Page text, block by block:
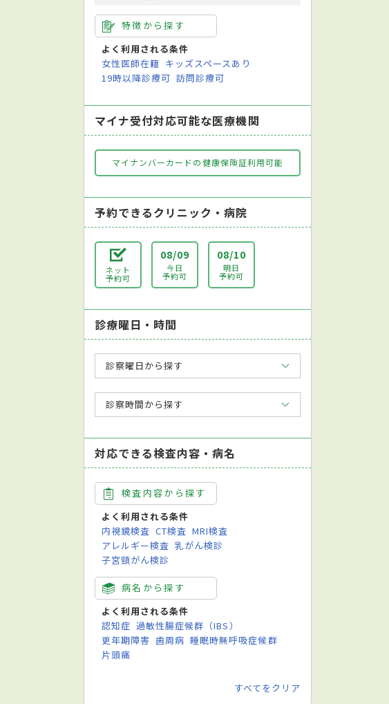
特徴から探す
よく利用される条件
女性医師在籍 キッズスペースあり
19時以降診療可 訪問診療可
マイナ受付対応可能な医療機関
マイナンバーカードの健康保険証利用可能
予約できるクリニック・病院
ネット
予約可
08/09
今日
予約可
08/10
明日
予約可
診療曜日・時間
診察曜日から探す
診察時間から探す
対応できる検査内容・病名
検査内容から探す
よく利用される条件
内視鏡検査 CT検査 MRI検査
アレルギー検査 乳がん検診
子宮頸がん検診
病名から探す
よく利用される条件
認知症 過敏性腸症候群（IBS）
更年期障害 歯周病 睡眠時無呼吸症候群
片頭痛
すべてをクリア